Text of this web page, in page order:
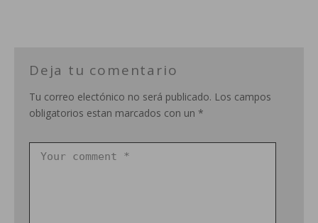
Deja tu comentario
Tu correo electónico no será publicado. Los campos
obligatorios estan marcados con un *